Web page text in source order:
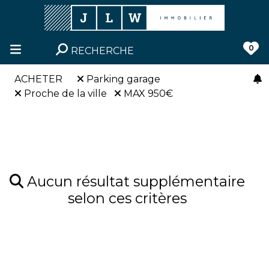
RECHERCHE 0
ACHETER
Parking garage
Proche de la ville
MAX 950€
Aucun résultat supplémentaire
selon ces critères